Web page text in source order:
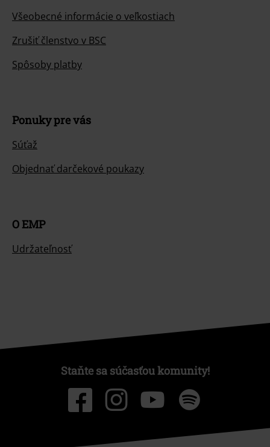
Všeobecné informácie o veľkostiach
Zrušiť členstvo v BSC
Spôsoby platby
Ponuky pre vás
Súťaž
Objednať darčekové poukazy
O EMP
Udržateľnosť
Staňte sa súčasťou komunity!